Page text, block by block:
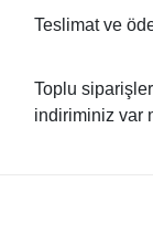
Teslimat ve
Toplu
indiriminiz var